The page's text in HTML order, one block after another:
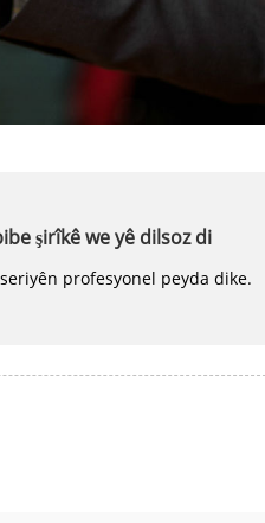
şirîkê we yê dilsoz di
profesyonel peyda dike.